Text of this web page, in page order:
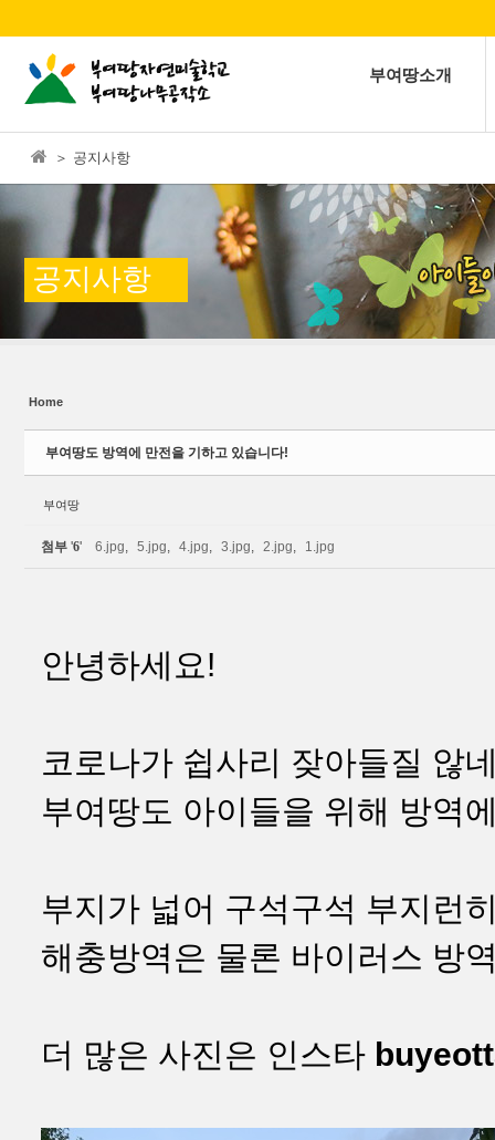
부여땅소개
＞ 공지사항
공지사항
Home
부여땅도 방역에 만전을 기하고 있습니다!
부여땅
첨부 '6' 6.jpg, 5.jpg, 4.jpg, 3.jpg, 2.jpg, 1.jpg
안녕하세요!
코로나가 쉽사리 잦아들질 않
부여땅도 아이들을 위해 방역
부지가 넓어 구석구석 부지런
해충방역은 물론 바이러스 방
더 많은 사진은 인스타
Sketchbook5, 스케치북5
Sketchbook5, 스케치북5